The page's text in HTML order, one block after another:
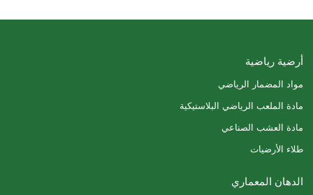
أرضية رياضية
مواد المضمار الرياضي
مادة الملعب الرياضي البلاستيكية
مادة العشب الصناعي
طلاء الأرضيات
الدهان المعماري